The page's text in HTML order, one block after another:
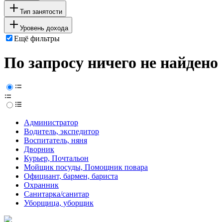
Тип занятости
Уровень дохода
Ещё фильтры
По запросу ничего не найдено
Администратор
Водитель, экспедитор
Воспитатель, няня
Дворник
Курьер, Почтальон
Мойщик посуды, Помощник повара
Официант, бармен, бариста
Охранник
Санитарка/санитар
Уборщица, уборщик